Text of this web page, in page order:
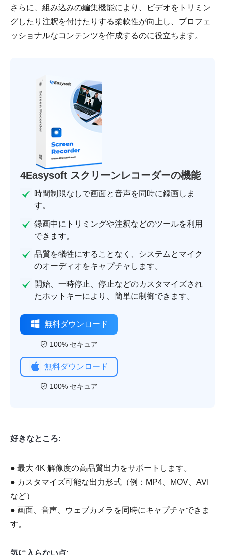
さらに、組み込みの編集機能により、ビデオをトリミン
グしたり注釈を付けたりする柔軟性が向上し、プロフェ
ッショナルなコンテンツを作成するのに役立ちます。
4Easysoft スクリーンレコーダーの機能
時間制限なしで画面と音声を同時に録画しま
す。
録画中にトリミングや注釈などのツールを利用
できます。
品質を犠牲にすることなく、システムとマイク
のオーディオをキャプチャします。
開始、一時停止、停止などのカスタマイズされ
たホットキーにより、簡単に制御できます。
無料ダウンロード
100% セキュア
無料ダウンロード
100% セキュア
好きなところ:
● 最大 4K 解像度の高品質出力をサポートします。
● カスタマイズ可能な出力形式（例：MP4、MOV、AVI
など）
● 画面、音声、ウェブカメラを同時にキャプチャできま
す。